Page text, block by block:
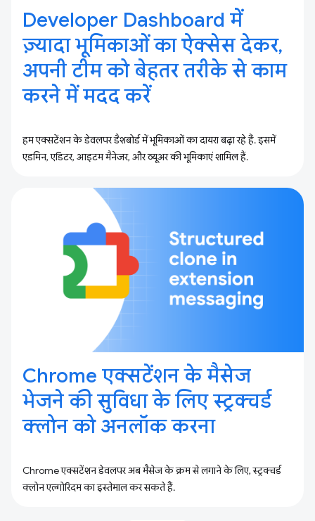
Developer Dashboard में
ज़्यादा भूमिकाओं का ऐक्सेस देकर,
अपनी टीम को बेहतर तरीके से काम
करने में मदद करें
हम एक्सटेंशन के डेवलपर डैशबोर्ड में भूमिकाओं का दायरा बढ़ा रहे हैं. इसमें
एडमिन, एडिटर, आइटम मैनेजर, और व्यूअर की भूमिकाएं शामिल हैं.
Chrome एक्सटेंशन के मैसेज
भेजने की सुविधा के लिए स्ट्रक्चर्ड
क्लोन को अनलॉक करना
Chrome एक्सटेंशन डेवलपर अब मैसेज के क्रम से लगाने के लिए, स्ट्रक्चर्ड
क्लोन एल्गोरिदम का इस्तेमाल कर सकते हैं.